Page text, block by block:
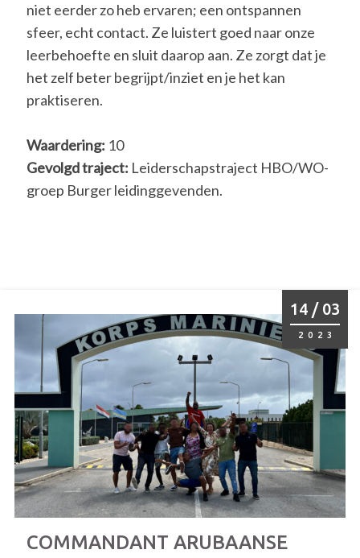
niet eerder zo heb ervaren; een ontspannen
sfeer, echt contact. Ze luistert goed naar onze
leerbehoefte en sluit daarop aan. Ze zorgt dat je
het zelf beter begrijpt/inziet en je het kan
praktiseren.
Waardering: 10
Gevolgd traject: Leiderschapstraject HBO/WO-
groep Burger leidinggevenden.
14 / 03
2023
COMMANDANT ARUBAANSE